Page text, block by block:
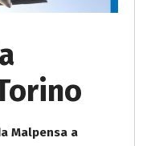
Malpensa a